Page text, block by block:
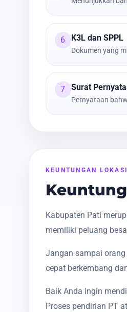
6 K3L dan SPPL
Dokumen yang
7 Surat
Pernyataan
KEUNTUNGAN LOKASI
Kabupaten Pati
memiliki peluang
Jangan sampai
cepat berkembang
Baik Anda ingin
Proses pendirian PT